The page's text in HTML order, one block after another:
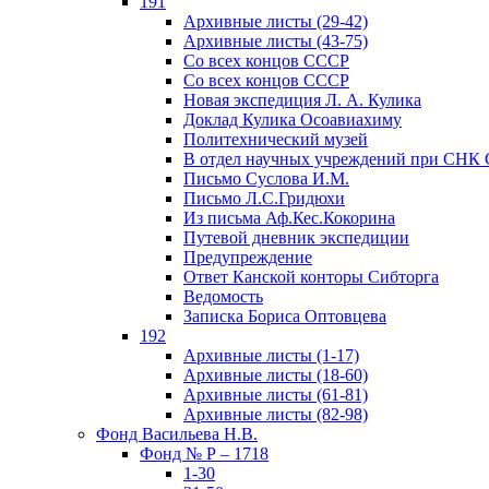
Архивные листы (29-42)
Архивные листы (43-75)
Со всех концов СССР
Со всех концов СССР
Новая экспедиция Л. А. Кулика
Доклад Кулика Осоавиахиму
Политехнический музей
В отдел научных учреждений при
Письмо Суслова И.М.
Письмо Л.С.Гридюхи
Из письма Аф.Кес.Кокорина
Путевой дневник экспедиции
Предупреждение
Ответ Канской конторы Сибторга
Ведомость
Записка Бориса Оптовцева
192
Архивные листы (1-17)
Архивные листы (18-60)
Архивные листы (61-81)
Архивные листы (82-98)
Фонд Васильева Н.В.
Фонд № Р – 1718
1-30